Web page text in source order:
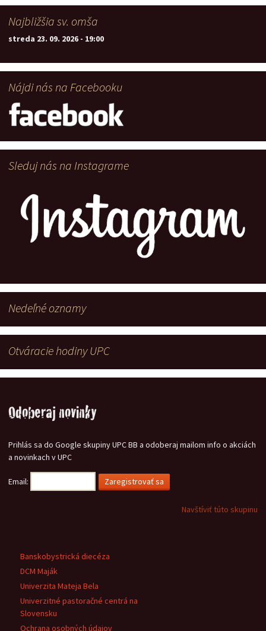
Najbližšia sv. omša
streda 23. 09. 2026 - 19:00
Nájdi nás na Facebooku
Sleduj nás na Instagrame
Nedeľné oznamy
Otváracie hodiny UPC
Odoberaj novinky
Prihlás sa do Google skupiny UPC BB a odoberaj mailom info o akciách
a novinkach v UPC
Email:
Navštíviť túto skupinu
Banskobystrická diecéza
DCM Maják
Univerzita Mateja Bela
Univerzitné pastoračné centrá na
Slovensku
Ochrana osobných údajov